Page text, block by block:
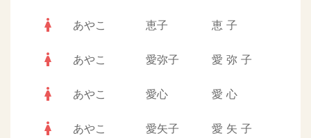
woman あやこ 恵子 恵 子
woman あやこ 愛弥子 愛 弥 子
woman あやこ 愛心 愛 心
woman あやこ 愛矢子 愛 矢 子